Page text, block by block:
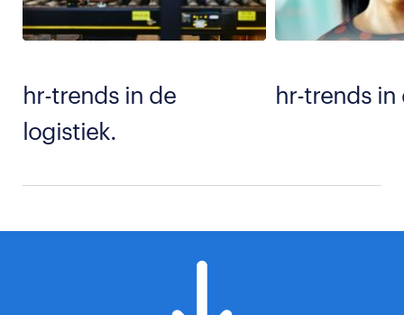
hr-trends in de
logistiek.
hr-trends in